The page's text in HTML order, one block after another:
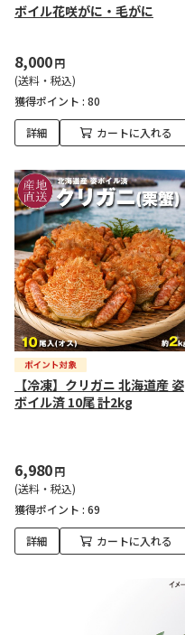
ボイル花咲がに・毛がに
8,000円
(送料・税込)
獲得ポイント : 80
詳細 カートに入れる
【冷凍】クリガニ 北海道産 姿
ボイル済 10尾 計2kg
6,980円
(送料・税込)
獲得ポイント : 69
詳細 カートに入れる